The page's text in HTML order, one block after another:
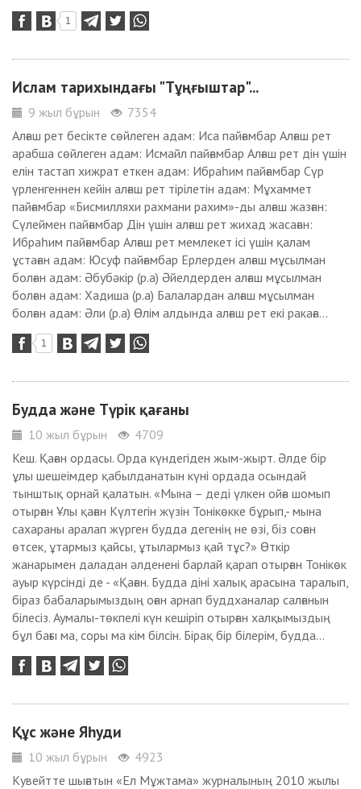
1
Ислам тарихындағы "Тұңғыштар"...
9 жыл бұрын
7354
Алғаш рет бесікте сөйлеген адам: Иса пайғамбар Алғаш рет
арабша сөйлеген адам: Исмайл пайғамбар Алғаш рет дін үшін
елін тастап хижрат еткен адам: Ибраһим пайғамбар Сүр
үрленгеннен кейін алғаш рет тірілетін адам: Мұхаммет
пайғамбар «Бисмилляхи рахмани рахим»-ды алғаш жазған:
Сүлеймен пайғамбар Дін үшін алғаш рет жихад жасаған:
Ибраһим пайғамбар Алғаш рет мемлекет ісі үшін қалам
ұстаған адам: Юсуф пайғамбар Ерлерден алғаш мұсылман
болған адам: Әбубәкір (р.а) Әйелдерден алғаш мұсылман
болған адам: Хадиша (р.а) Балалардан алғаш мұсылман
болған адам: Әли (р.а) Өлім алдында алғаш рет екі ракаға...
1
Будда және Түрік қағаны
10 жыл бұрын
4709
Кеш. Қаған ордасы. Орда күндегіден жым-жырт. Әлде бір
ұлы шешеімдер қабылданатын күні ордада осындай
тынштық орнай қалатын. «Мына – деді үлкен ойға шомып
отырған Ұлы қаған Күлтегін жүзін Тонікөкке бұрып,- мына
сахараны аралап жүрген будда дегенің не өзі, біз соған
өтсек, ұтармыз қайсы, ұтылармыз қай тұс?» Өткір
жанарымен даладан әлденені барлай қарап отырған Тонікөк
ауыр күрсінді де - «Қаған. Будда діні халық арасына таралып,
біраз бабаларымыздың оған арнап буддханалар салғанын
білесіз. Аумалы-төкпелі күн кешіріп отырған халқымыздың
бұл бағы ма, соры ма кім білсін. Бірақ бір білерім, будда...
Құс және Яһуди
10 жыл бұрын
4923
Кувейтте шығатын «Ел Мұжтама» журналының 2010 жылы